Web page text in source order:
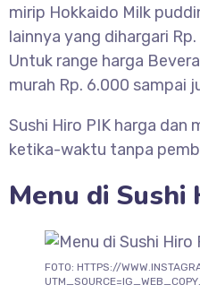
mirip Hokkaido Milk
lainnya yang dihargari
Untuk range harga
murah Rp. 6.000 sampai
Sushi Hiro PIK harga dan
ketika-waktu tanpa
Menu di Sushi
FOTO: HTTPS://